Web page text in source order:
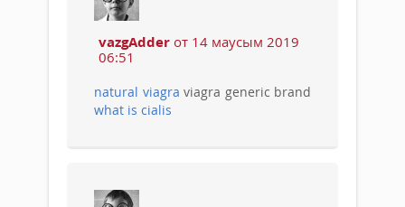
vazgAdder от 14 маусым 2019
06:51
natural viagra viagra generic brand
what is cialis